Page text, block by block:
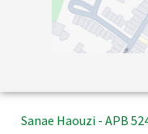
Sanae Haouzi - APB